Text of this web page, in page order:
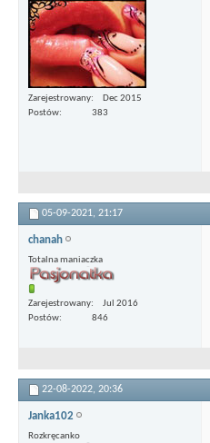
Zarejestrowany
Dec 2015
Postów
383
05-09-2021, 21:17
chanah
Totalna maniaczka
Zarejestrowany
Jul 2016
Postów
846
22-08-2022, 20:36
Janka102
Rozkręcanko